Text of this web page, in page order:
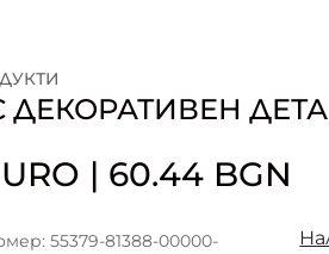
ДЕКОРАТИВЕН
| 60.44 BGN
55379-81388-00000-